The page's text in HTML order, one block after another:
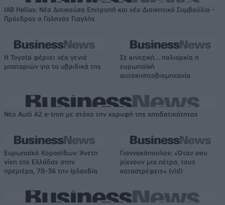
IAB Hellas: Νέα Διοικούσα Επιτροπή και νέο Διοικητικό Συμβούλιο -
Πρόεδρος ο Γαληνός Γιαγλής
Η Toyota φέρνει νέα γενιά
μπαταριών για τα υβριδικά της
Σε κινεζική… πολιορκία η
ευρωπαϊκή
αυτοκινητοβιομηχανία
Νέο Audi A2 e-tron με στόχο την κορυφή της αποδοτικότητας
Ευρωπαϊκό Κορασίδων: Άνετη
νίκη της Ελλάδας στην
πρεμιέρα, 78-36 την Ιρλανδία
Γιαννακόπουλος: «Όταν σου
ρίχνουν μια πέτρα, τους
καταστρέφεις» (vid)